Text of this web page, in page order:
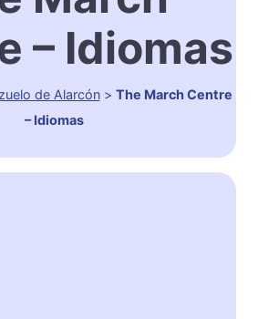
– Idiomas
de Alarcón> The March Centre
– Idiomas